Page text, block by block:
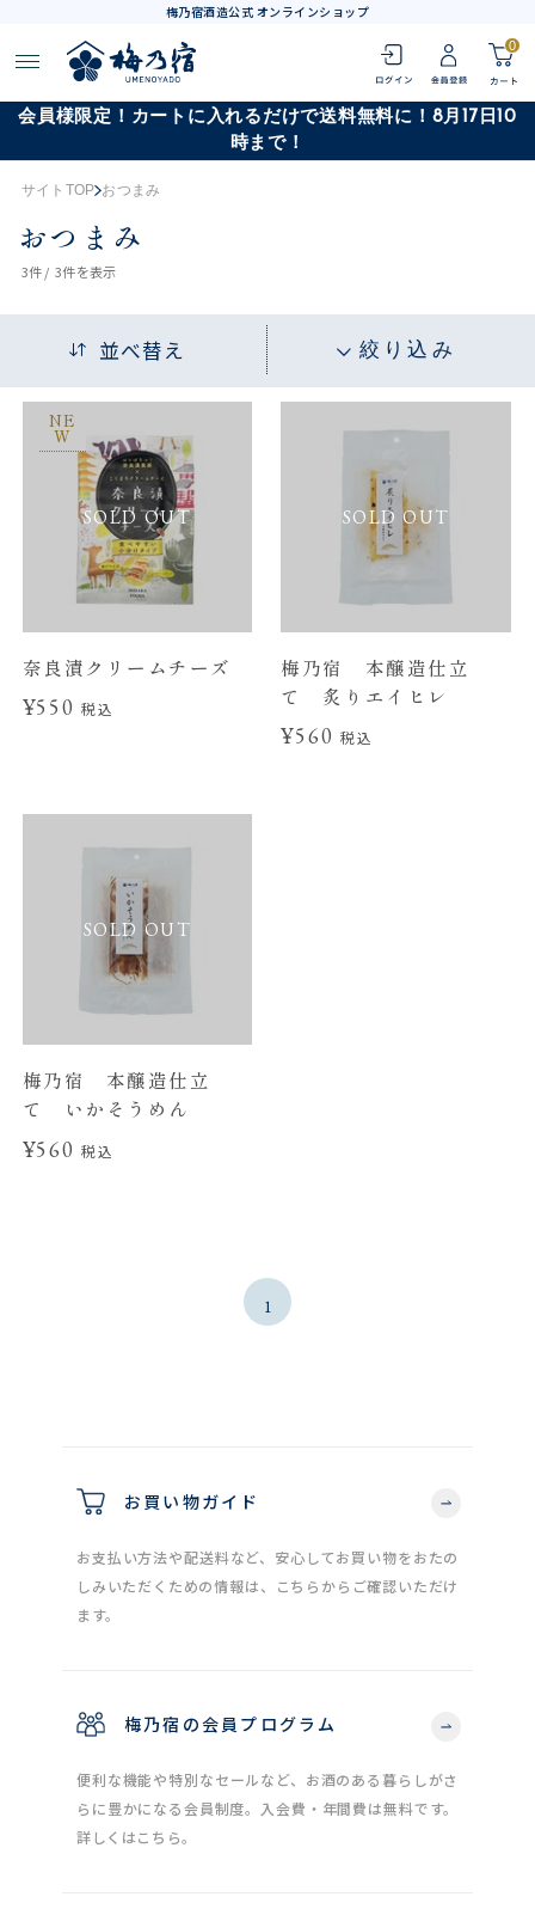
梅乃宿酒造公式 オンラインショップ
0
会員様限定！カートに入れるだけで送料無料に！8月17日10
時まで！
サイトTOP おつまみ
おつまみ
3件 / 3件を表示
並べ替え 絞り込み
SOLD OUT
NE
W
奈良漬クリームチーズ
¥550税込
SOLD OUT
梅乃宿 本醸造仕立
て 炙りエイヒレ
¥560税込
SOLD OUT
梅乃宿 本醸造仕立
て いかそうめん
¥560税込
1
お買い物ガイド
お支払い方法や配送料など、安心してお買い物をおたの
しみいただくための情報は、こちらからご確認いただけ
ます。
梅乃宿の会員プログラム
便利な機能や特別なセールなど、お酒のある暮らしがさ
らに豊かになる会員制度。入会費・年間費は無料です。
詳しくはこちら。